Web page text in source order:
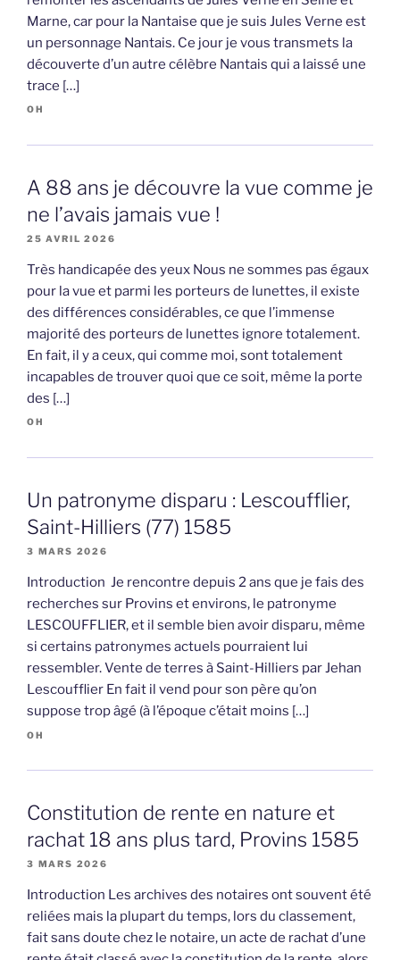
Marne, car pour la Nantaise que je suis Jules Verne est
un personnage Nantais. Ce jour je vous transmets la
découverte d’un autre célèbre Nantais qui a laissé une
trace […]
OH
A 88 ans je découvre la vue comme je
ne l’avais jamais vue !
25 AVRIL 2026
Très handicapée des yeux Nous ne sommes pas égaux
pour la vue et parmi les porteurs de lunettes, il existe
des différences considérables, ce que l’immense
majorité des porteurs de lunettes ignore totalement.
En fait, il y a ceux, qui comme moi, sont totalement
incapables de trouver quoi que ce soit, même la porte
des […]
OH
Un patronyme disparu : Lescoufflier,
Saint-Hilliers (77) 1585
3 MARS 2026
Introduction Je rencontre depuis 2 ans que je fais des
recherches sur Provins et environs, le patronyme
LESCOUFFLIER, et il semble bien avoir disparu, même
si certains patronymes actuels pourraient lui
ressembler. Vente de terres à Saint-Hilliers par Jehan
Lescoufflier En fait il vend pour son père qu’on
suppose trop âgé (à l’époque c’était moins […]
OH
Constitution de rente en nature et
rachat 18 ans plus tard, Provins 1585
3 MARS 2026
Introduction Les archives des notaires ont souvent été
reliées mais la plupart du temps, lors du classement,
fait sans doute chez le notaire, un acte de rachat d’une